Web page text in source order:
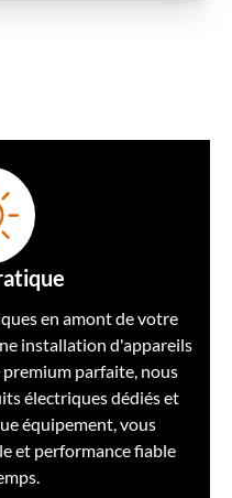
en amont de votre
installation d'appareils
premium parfaite, nous
électriques dédiés et
équipement, vous
et performance fiable